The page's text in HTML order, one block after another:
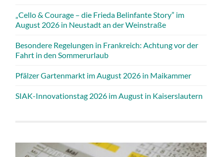
„Cello & Courage – die Frieda Belinfante Story” im
August 2026 in Neustadt an der Weinstraße
Besondere Regelungen in Frankreich: Achtung vor der
Fahrt in den Sommerurlaub
Pfälzer Gartenmarkt im August 2026 in Maikammer
SIAK-Innovationstag 2026 im August in Kaiserslautern